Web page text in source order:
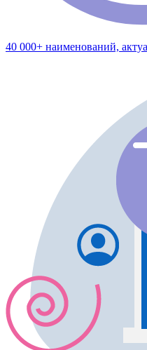
40 000+ наименований,